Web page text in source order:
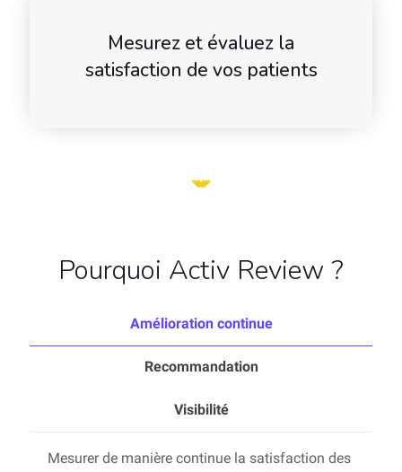
Mesurez et évaluez la
satisfaction de vos patients
Pourquoi Activ Review ?
Amélioration continue
Recommandation
Visibilité
Mesurer de manière continue la satisfaction des